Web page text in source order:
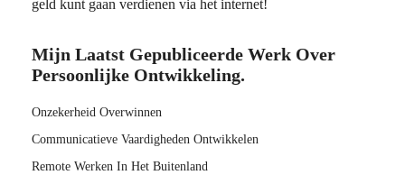
geld kunt gaan verdienen via het internet!
Mijn Laatst Gepubliceerde Werk Over
Persoonlijke Ontwikkeling.
Onzekerheid Overwinnen
Communicatieve Vaardigheden Ontwikkelen
Remote Werken In Het Buitenland